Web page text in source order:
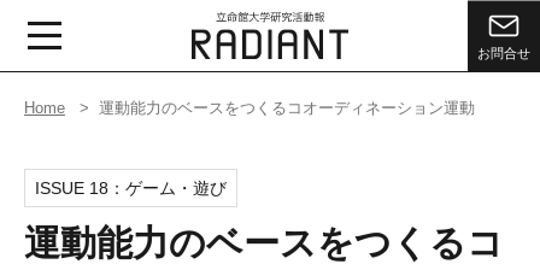
お問合せ
Home 運動能力のベースをつくるコオーディネーション運動
ISSUE 18： ゲーム・遊び
運動能力のベースをつくるコ